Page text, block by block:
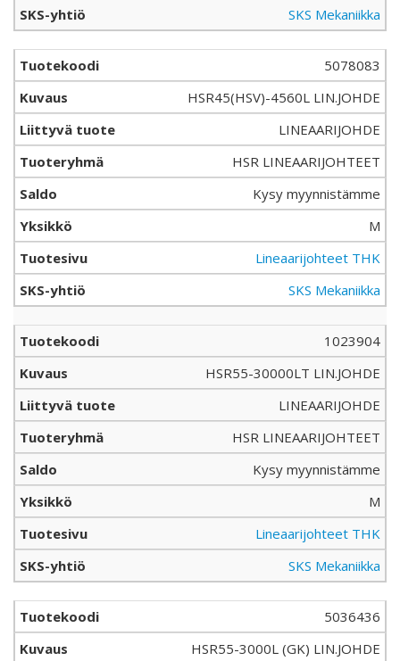
SKS Mekaniikka
5078083
HSR45(HSV)-4560L LIN.JOHDE
LINEAARIJOHDE
HSR LINEAARIJOHTEET
Kysy myynnistämme
M
Lineaarijohteet THK
SKS Mekaniikka
1023904
HSR55-30000LT LIN.JOHDE
LINEAARIJOHDE
HSR LINEAARIJOHTEET
Kysy myynnistämme
M
Lineaarijohteet THK
SKS Mekaniikka
5036436
HSR55-3000L (GK) LIN.JOHDE